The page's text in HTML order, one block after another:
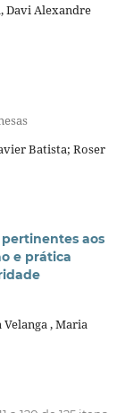
Davi Alexandre
Batista; Roser
aos
e prática
, Maria